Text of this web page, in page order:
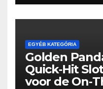
EGYÉB KATEGÓRIA
Golden
Quick‑Hit
voor de